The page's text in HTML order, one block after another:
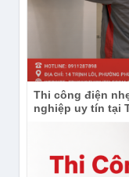
DS-
Camera DS-
H.265+ tiết
Thi công điện
nghiệp uy tín tại